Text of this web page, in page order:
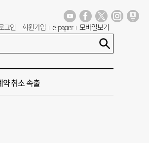
그인 회원가입 e-paper 모바일보기
' 대표 숨진 채 발견
약 취소 속출
길 53곳 열어라